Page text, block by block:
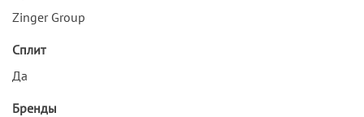
Zinger Group
Сплит
Да
Бренды